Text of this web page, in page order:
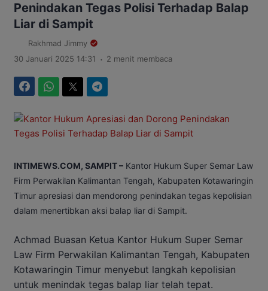
Penindakan Tegas Polisi Terhadap Balap
Liar di Sampit
Rakhmad Jimmy
30 Januari 2025 14:31
. 2 menit membaca
INTIMEWS.COM, SAMPIT – Kantor Hukum Super Semar Law
Firm Perwakilan Kalimantan Tengah, Kabupaten Kotawaringin
Timur apresiasi dan mendorong penindakan tegas kepolisian
dalam menertibkan aksi balap liar di Sampit.
Achmad Buasan Ketua Kantor Hukum Super Semar
Law Firm Perwakilan Kalimantan Tengah, Kabupaten
Kotawaringin Timur menyebut langkah kepolisian
untuk menindak tegas balap liar telah tepat.